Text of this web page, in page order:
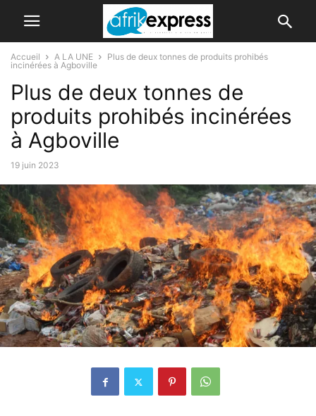
Accueil A LA UNE
Plus de deux tonnes de produits prohibés
incinérées à Agboville
Plus de deux tonnes de
produits prohibés incinérées
à Agboville
19 juin 2023